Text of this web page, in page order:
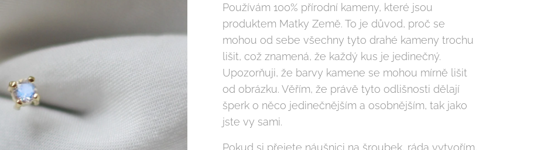
Používám 100% přírodní kameny, které jsou
produktem Matky Země. To je důvod, proč se
mohou od sebe všechny tyto drahé kameny trochu
lišit, což znamená, že každý kus je jedinečný.
Upozorňuji, že barvy kamene se mohou mírně lišit
od obrázku. Věřím, že právě tyto odlišnosti dělají
šperk o něco jedinečnějším a osobnějším, tak jako
jste vy sami.
Pokud si přejete náušnici na šroubek, ráda vytvořím,